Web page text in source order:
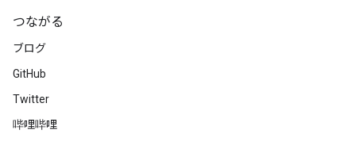
つながる
ブログ
GitHub
Twitter
哔哩哔哩